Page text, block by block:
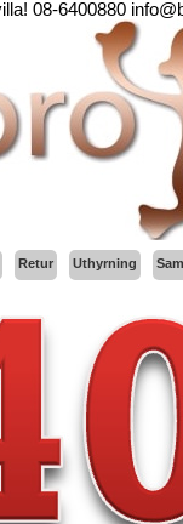
08-6400880
Retur Uthyrning